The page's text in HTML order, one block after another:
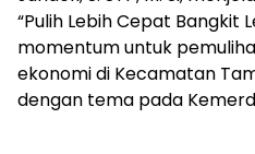
“Pulih Lebih Cepat Bangkit
momentum untuk
ekonomi di Kecamatan
dengan tema pada